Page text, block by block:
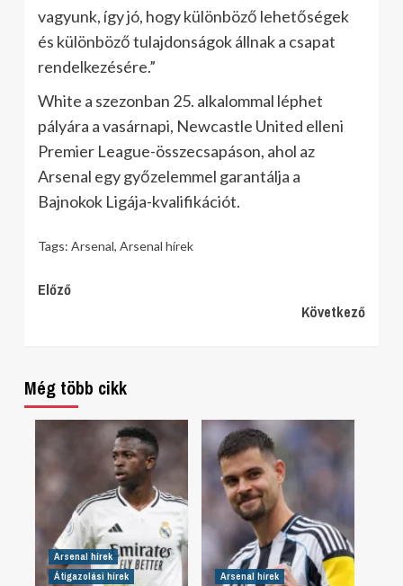
vagyunk, így jó, hogy különböző lehetőségek
és különböző tulajdonságok állnak a csapat
rendelkezésére.”
White a szezonban 25. alkalommal léphet
pályára a vasárnapi, Newcastle United elleni
Premier League-összecsapáson, ahol az
Arsenal egy győzelemmel garantálja a
Bajnokok Ligája-kvalifikációt.
Tags: Arsenal, Arsenal hírek
Continue
Előző
Következő
Még több cikk
Arsenal hírek
Átigazolási hírek
Arsenal hírek